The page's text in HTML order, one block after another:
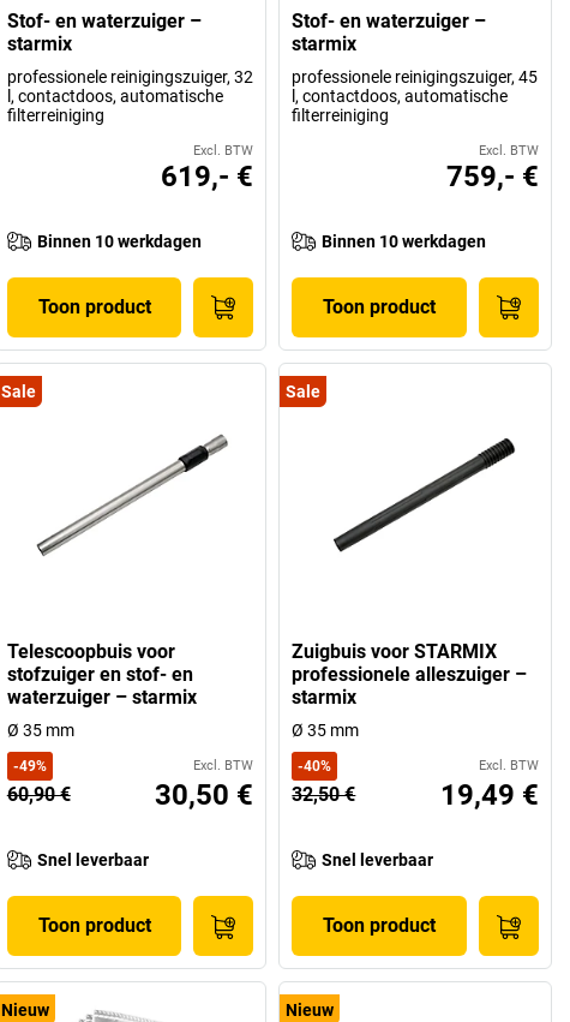
Stof- en waterzuiger –
starmix
professionele reinigingszuiger, 32
l, contactdoos, automatische
filterreiniging
Excl. BTW
619,- €
Binnen 10 werkdagen
Toon product
Stof- en waterzuiger –
starmix
professionele reinigingszuiger, 45
l, contactdoos, automatische
filterreiniging
Excl. BTW
759,- €
Binnen 10 werkdagen
Toon product
Sale
Telescoopbuis voor
stofzuiger en stof- en
waterzuiger – starmix
Ø 35 mm
-49% Excl. BTW
60,90 € 30,50 €
Snel leverbaar
Toon product
Sale
Zuigbuis voor STARMIX
professionele alleszuiger –
starmix
Ø 35 mm
-40% Excl. BTW
32,50 € 19,49 €
Snel leverbaar
Toon product
Nieuw Nieuw